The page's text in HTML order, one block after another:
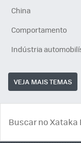
China
Comportamento
Indústria
VEJA MAIS TEMAS